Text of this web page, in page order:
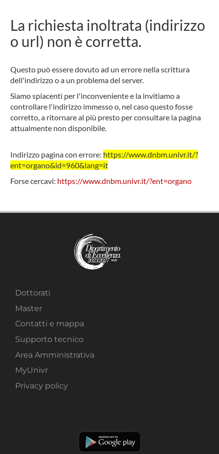
La richiesta inoltrata (indirizzo
o url) non è corretta.
Questo può essere dovuto ad un errore nella scrittura
dell'indirizzo o a un problema del server.
Siamo spiacenti per l'inconveniente e la invitiamo a
controllare l'indirizzo immesso o, nel caso questo fosse
corretto, a ritornare al più presto per consultare la pagina
attualmente non disponibile.
Indirizzo pagina con errore: https://www.dnbm.univr.it/?
ent=organo&id=960&lang=it
Forse cercavi: https://www.dnbm.univr.it/?ent=organo
Dottorati
Master
Contatti e mappa
Supporto tecnico
Area Amministrativa
MyUnivr
Privacy policy